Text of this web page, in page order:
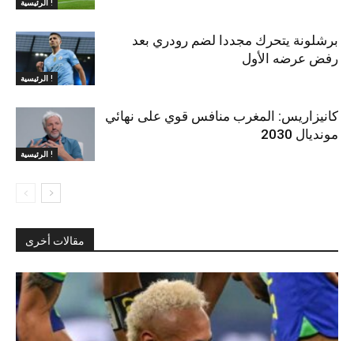
الرئيسية !
الرئيسية !
برشلونة يتحرك مجددا لضم رودري بعد
رفض عرضه الأول
الرئيسية !
كانيزاريس: المغرب منافس قوي على نهائي
مونديال 2030
مقالات أخرى